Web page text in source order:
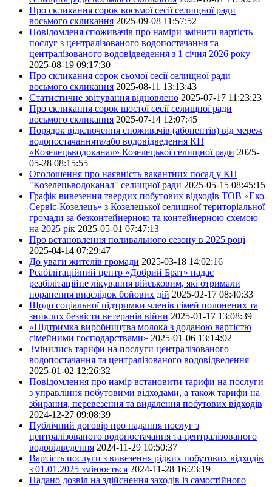
Про скликання сорок восьмої сесії селищної ради
восьмого скликання 2025-09-08 11:57:52
Повідомленя споживачів про наміри змінити вартість
послуг з централізованого водопостачання та
централізованого водовідведення з 1 січня 2026 року
2025-08-19 09:17:30
Про скликання сорок сьомої сесії селищної ради
восьмого скликання 2025-08-11 13:13:43
Статистичне звітування відновлено 2025-07-17 11:23:23
Про скликання сорок шостої сесії селищної ради
восьмого скликання 2025-07-14 12:07:45
Порядок відключення споживачів (абонентів) від мереж
водопостачаннята/або водовідведення КП
«Козелецьводоканал» Козелецької селищної ради 2025-
05-28 08:15:55
Оголошення про наявність вакантних посад у КП
"Козелецьводоканал" селищної ради 2025-05-15 08:45:15
Графік вивезення твердих побутових відходів ТОВ «Еко-
Сервіс-Козелець» з Козелецької селищної територіальної
громади за безконтейнерною та контейнерною схемою
на 2025 рік 2025-05-01 07:47:13
Про встановлення поливального сезону в 2025 році
2025-04-14 07:29:47
До уваги жителів громади 2025-03-18 14:02:16
Реабілітаційний центр «Добрий Брат» надає
реабілітаційне лікування військовим, які отримали
поранення внаслідок бойових дій 2025-02-17 08:40:33
Щодо соціальної підтримки членів сімей полонених та
зниклих безвісти ветеранів війни 2025-01-17 13:08:39
«Підтримка виробництва молока з доданою вартістю
сімейними господарствами» 2025-01-06 13:14:02
Змінились тарифи на послуги централізованого
водопостачання та централізованого водовідведення
2025-01-02 12:26:32
Повідомлення про намір встановити тарифи на послуги
з управління побутовими відходами, а також тарифи на
збирання, перевезення та видалення побутових відходів
2024-12-27 09:08:39
Публічний договір про надання послуг з
централізованого водопостачання та централізованого
водовідведення 2024-11-29 10:50:37
Вартість послуги з вивезення рідких побутових відходів
з 01.01.2025 змінюється 2024-11-28 16:23:19
Надано дозвіл на здійснення заходів із самостійного